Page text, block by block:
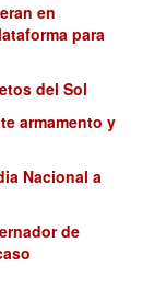
en
para
del Sol
armamento y
Nacional a
de